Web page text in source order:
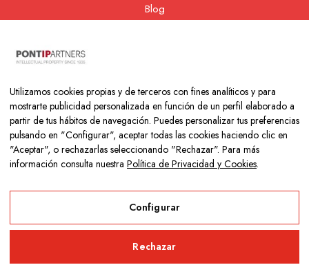
Blog
Copyright © 2026 Colegio Los Naranjos | Hecho con mucho amor
porNeurona Digital
Utilizamos cookies propias y de terceros con fines analíticos y para
mostrarte publicidad personalizada en función de un perfil elaborado a
partir de tus hábitos de navegación. Puedes personalizar tus preferencias
pulsando en "Configurar", aceptar todas las cookies haciendo clic en
"Aceptar", o rechazarlas seleccionando "Rechazar". Para más
información consulta nuestra Política de Privacidad y Cookies.
Configurar
Rechazar